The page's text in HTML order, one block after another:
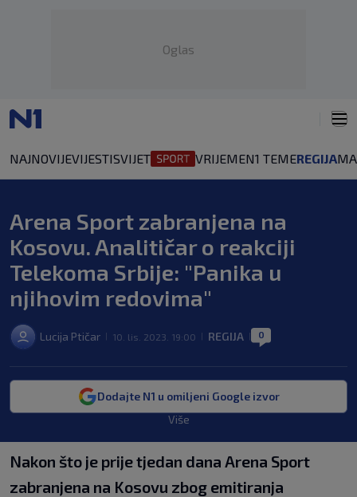
Oglas
NAJNOVIJEVIJESTISVIJET VRIJEMEN1 TEMEREGIJA
Arena Sport zabranjena na
Kosovu. Analitičar o reakciji
Telekoma Srbije: "Panika u
njihovim redovima"
Lucija Ptičar 10. lis. 2023. 19:00 REGIJA 0
Dodajte N1 u omiljeni Google izvor
Više
Nakon što je prije tjedan dana Arena Sport
zabranjena na Kosovu zbog emitiranja